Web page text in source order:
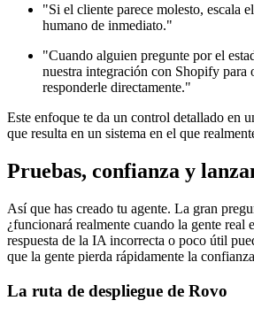
"Si el cliente parece molesto, escala
humano de inmediato."
"Cuando alguien pregunte por el
nuestra integración con Shopify para
responderle directamente."
Este enfoque te da un control detallado en
que resulta en un sistema en el que
Pruebas, confianza y
Así que has creado tu agente. La gran
¿funcionará realmente cuando la gente real
respuesta de la IA incorrecta o poco útil
que la gente pierda rápidamente la
La ruta de despliegue de Rovo